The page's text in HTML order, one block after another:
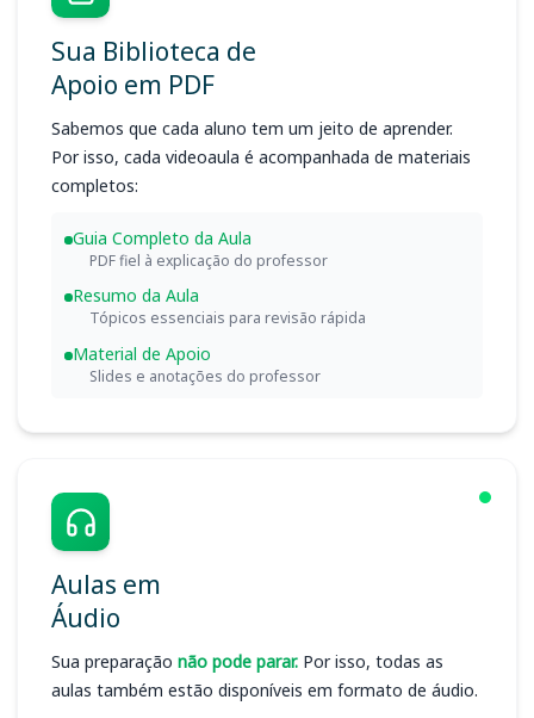
Sua Biblioteca de
Apoio em PDF
Sabemos que cada aluno tem um jeito de aprender.
Por isso, cada videoaula é acompanhada de materiais
completos:
Guia Completo da Aula
PDF fiel à explicação do professor
Resumo da Aula
Tópicos essenciais para revisão rápida
Material de Apoio
Slides e anotações do professor
Aulas em
Áudio
Sua preparação não pode parar. Por isso, todas as
aulas também estão disponíveis em formato de áudio.